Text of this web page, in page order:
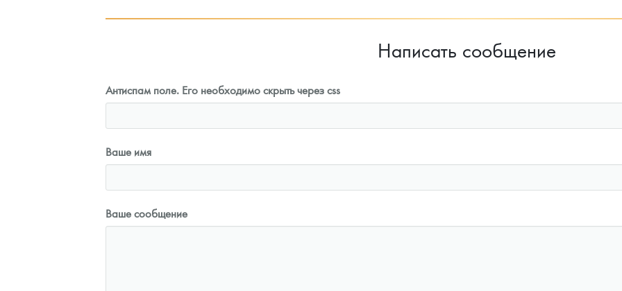
Написать сообщение
Антиспам поле. Его необходимо скрыть через css
Ваше имя
Ваше сообщение